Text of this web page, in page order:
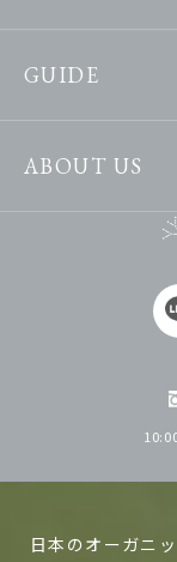
GUIDE
ABOUT US
日本のオーガニ